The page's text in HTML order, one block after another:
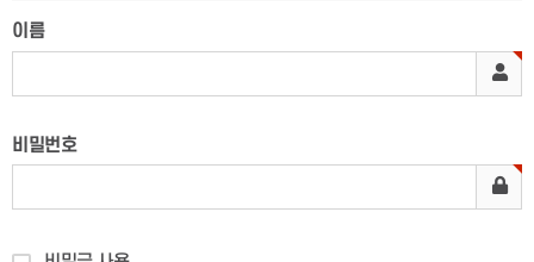
이름
비밀번호